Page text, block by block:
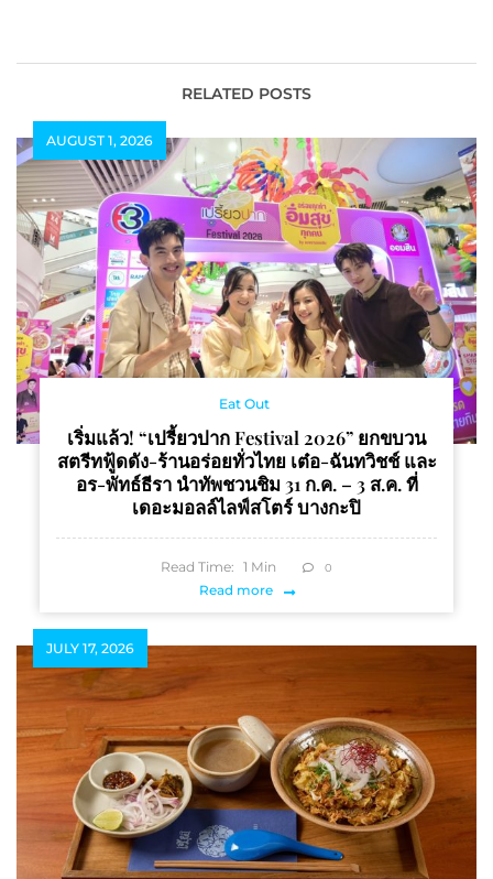
สุขุมวิท 49
RELATED POSTS
AUGUST 1, 2026
Eat Out
เริ่มแล้ว! “เปรี้ยวปาก Festival 2026” ยกขบวน
สตรีทฟู้ดดัง-ร้านอร่อยทั่วไทย เต๋อ-ฉันทวิชช์ และ
อร-พัทธ์ธีรา นำทัพชวนชิม 31 ก.ค. – 3 ส.ค. ที่
เดอะมอลล์ไลฟ์สโตร์ บางกะปิ
Read Time: 1 Min 0
Read more
JULY 17, 2026